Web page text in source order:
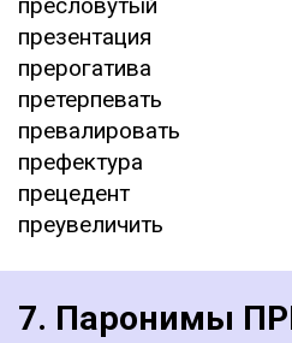
пресловутый
презентация
прерогатива
претерпевать
превалировать
префектура
прецедент
преувеличить
7. Паронимы